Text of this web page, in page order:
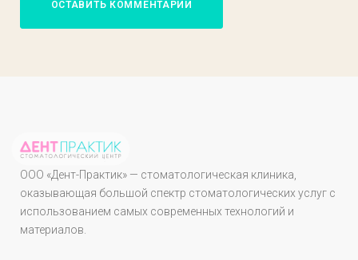
ООО «Дент-Практик» — стоматологическая клиника,
оказывающая большой спектр стоматологических услуг с
использованием самых современных технологий и
материалов.